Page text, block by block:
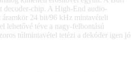
chip. A High-End audio-
áramkör 24 bit/96 kHz mintavételi
lehetővé téve a nagy-felbontású
túlmintavétel tetézi a dekóder igen jó